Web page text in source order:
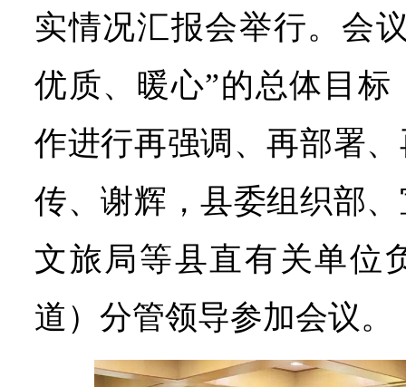
实情况汇报会举行。会
优质、暖心”的总体目
作进行再强调、再部署
传、谢辉，县委组织部
文旅局等县直有关单位
道）分管领导参加会议。